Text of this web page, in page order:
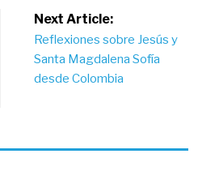
Next Article:
Reflexiones sobre Jesús y
Santa Magdalena Sofía
desde Colombia